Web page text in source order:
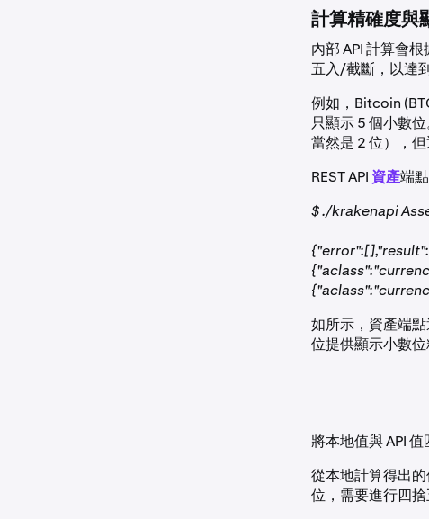
計算精確度與
內部 API 計算會
五入/截斷，以達
例如，Bitcoin
只顯示 5 個小數
當然是 2 位），但
REST API 資產端
$ ./krakenapi
如所示，資產端
位提供顯示小數位
將本地值與 API 值
從本地計算得出
位，需要進行四捨